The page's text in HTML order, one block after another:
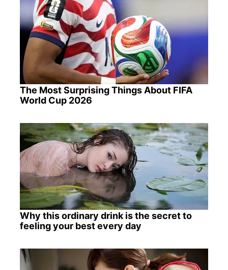
The Most Surprising Things About FIFA
World Cup 2026
Why this ordinary drink is the secret to
feeling your best every day